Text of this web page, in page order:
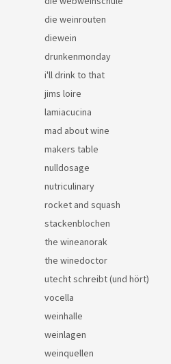
die weinrouten
diewein
drunkenmonday
i'll drink to that
jims loire
lamiacucina
mad about wine
makers table
nulldosage
nutriculinary
rocket and squash
stackenblochen
the wineanorak
the winedoctor
utecht schreibt (und hört)
vocella
weinhalle
weinlagen
weinquellen